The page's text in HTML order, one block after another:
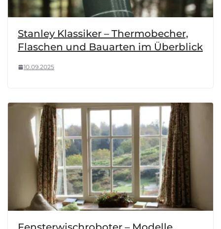
Stanley Klassiker – Thermobecher,
Flaschen und Bauarten im Überblick
10.09.2025